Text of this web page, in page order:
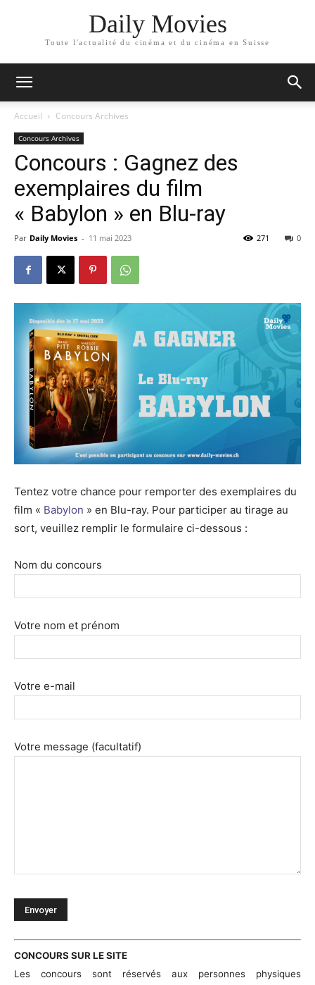
Daily Movies
Toute l'actualité du cinéma et du cinéma en Suisse
Accueil Concours Archives
Concours Archives
Concours : Gagnez des
exemplaires du film
« Babylon » en Blu-ray
Par Daily Movies - 11 mai 2023 0
271
Tentez votre chance pour remporter des exemplaires du
film « Babylon » en Blu-ray. Pour participer au tirage au
sort, veuillez remplir le formulaire ci-dessous :
Nom du concours
Votre nom et prénom
Votre e-mail
Votre message (facultatif)
CONCOURS SUR LE SITE
Les concours sont réservés aux personnes physiques